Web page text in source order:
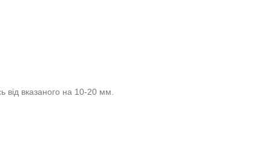
від вказаного на 10-20 мм.